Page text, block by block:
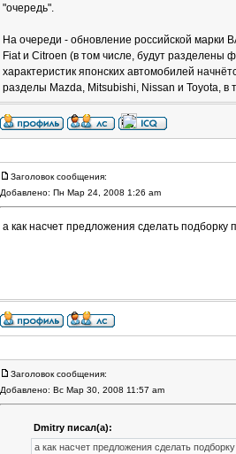
"очередь".
На очереди - обновление российской марки
Fiat и Citroen (в том числе, будут
характеристик японских автомобилей
разделы Mazda, Mitsubishi, Nissan и Toyota,
Заголовок сообщения:
Добавлено: Пн Мар 24, 2008 1:26 am
а как насчет предложения сделать
Заголовок сообщения:
Добавлено: Вс Мар 30, 2008 11:57 am
Dmitry писал(а):
а как насчет предложения сделать